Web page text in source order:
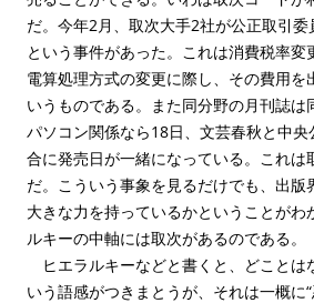
だ。今年2月、取次大手2社が公正取引
という事件があった。これは消費税率変
電算処理方式の変更に際し、その費用を
いうものである。また同分野の月刊誌は
パソコン関係なら18日、文芸春秋と中
合に発売日が一緒になっている。これは
だ。こういう事象を見るだけでも、出版
大きな力を持っているかということがわ
ルキーの中軸には取次があるのである。
ヒエラルキーなどと書くと、どことは
いう語感がつきまとうが、それは一概に